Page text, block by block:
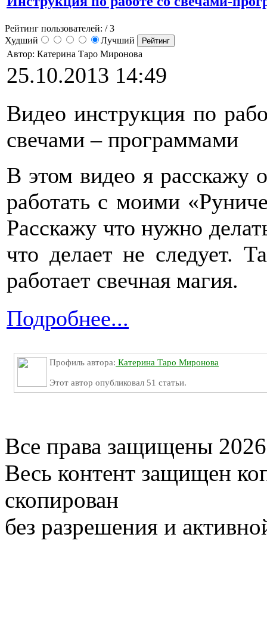
Рейтинг пользователей: / 3
Худший
Лучший
Автор: Катерина Таро Миронова
25.10.2013 14:49
Видео инструкция по
свечами – программами
В этом видео я расскажу
работать с моими
Расскажу что нужно
что делает не следует.
работает свечная магия.
Подробнее...
Профиль автора: Катерина Таро Миронова
Этот автор опубликовал 51 статьи.
Все права защищены 2026
Весь контент защищен
скопирован
без разрешения и